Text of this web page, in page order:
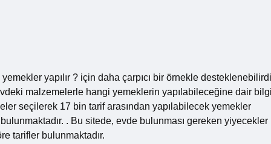
yemekler yapılır ? için daha çarpıcı bir örnekle
malzemelerle hangi yemeklerin yapılabileceğine dair bilgi
seçilerek 17 bin tarif arasından yapılabilecek yemekler
. Bu sitede, evde bulunması gereken yiyecekler
tarifler bulunmaktadır.